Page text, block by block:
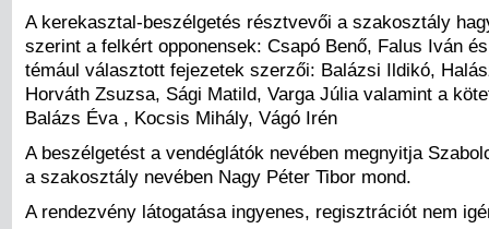
A kerekasztal-beszélgetés résztvevői a szakosztály
szerint a felkért opponensek: Csapó Benő, Falus Iván
témául választott fejezetek szerzői: Balázsi Ildikó,
Horváth Zsuzsa, Sági Matild, Varga Júlia valamint a
Balázs Éva , Kocsis Mihály, Vágó Irén
A beszélgetést a vendéglátók nevében megnyitja
a szakosztály nevében Nagy Péter Tibor mond.
A rendezvény látogatása ingyenes, regisztrációt nem